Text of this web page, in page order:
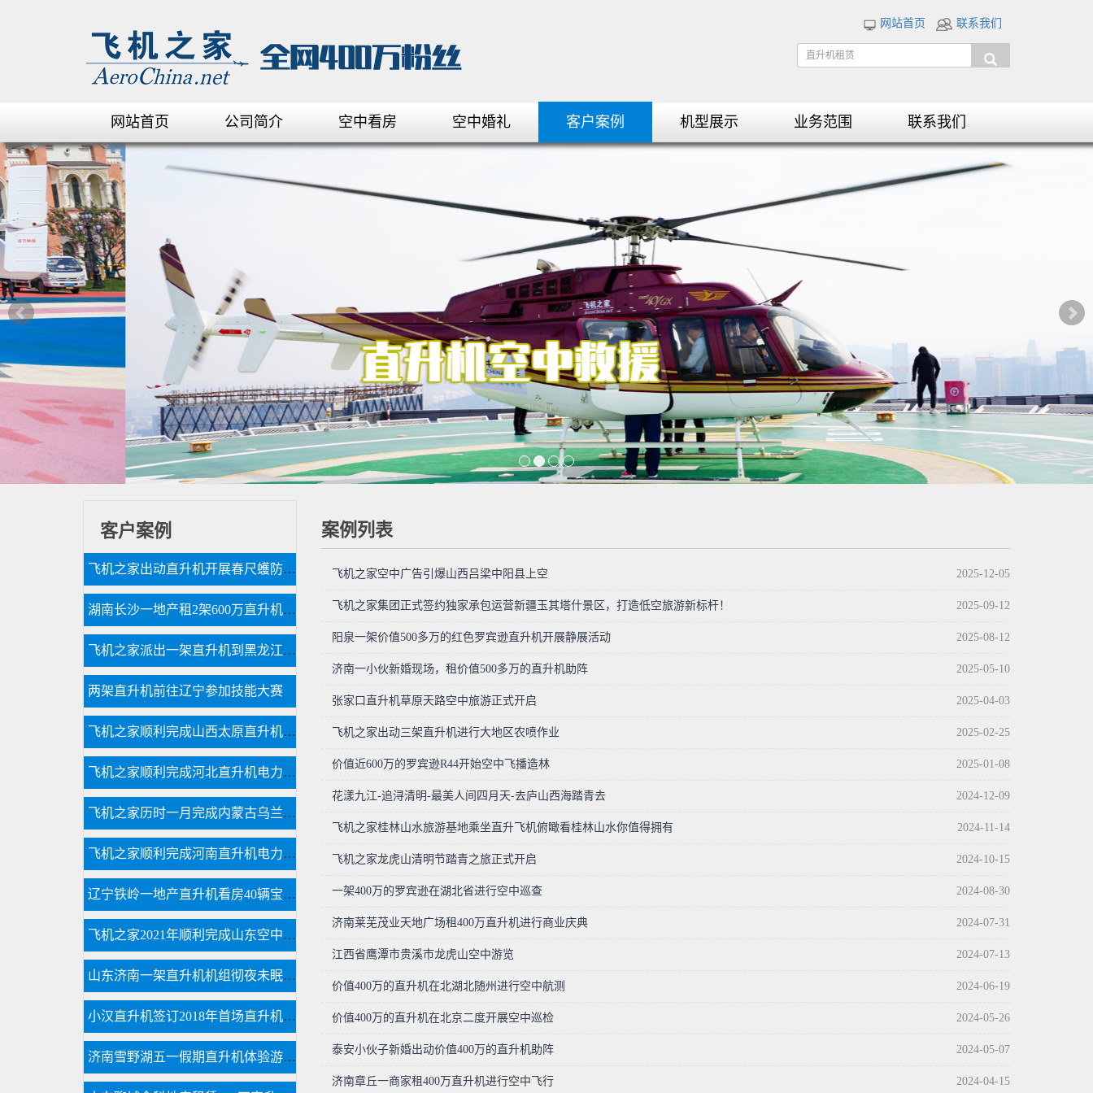
网站首页 联系我们
网站首页 公司简介 空中看房 空中婚礼 客户案例 机型展示 业务范围 联系我们
案例列表
飞机之家空中广告引爆山西吕梁中阳县上空 2025-12-05
飞机之家集团正式签约独家承包运营新疆玉其塔什景区，打造低空旅游新标杆！ 2025-09-12
阳泉一架价值500多万的红色罗宾逊直升机开展静展活动 2025-08-12
济南一小伙新婚现场，租价值500多万的直升机助阵 2025-05-10
张家口直升机草原天路空中旅游正式开启 2025-04-03
飞机之家出动三架直升机进行大地区农喷作业 2025-02-25
价值近600万的罗宾逊R44开始空中飞播造林 2025-01-08
花漾九江-追浔清明-最美人间四月天-去庐山西海踏青去 2024-12-09
飞机之家桂林山水旅游基地乘坐直升飞机俯瞰看桂林山水你值得拥有 2024-11-14
飞机之家龙虎山清明节踏青之旅正式开启 2024-10-15
一架400万的罗宾逊在湖北省进行空中巡查 2024-08-30
济南莱芜茂业天地广场租400万直升机进行商业庆典 2024-07-31
江西省鹰潭市贵溪市龙虎山空中游览 2024-07-13
价值400万的直升机在北湖北随州进行空中航测 2024-06-19
价值400万的直升机在北京二度开展空中巡检 2024-05-26
泰安小伙子新婚出动价值400万的直升机助阵 2024-05-07
济南章丘一商家租400万直升机进行空中飞行 2024-04-15
客户案例
飞机之家出动直升机开展春尺蠖防治病虫害作业
湖南长沙一地产租2架600万直升机空中看房
飞机之家派出一架直升机到黑龙江齐齐哈尔执行为期半年任务
两架直升机前往辽宁参加技能大赛
飞机之家顺利完成山西太原直升机航测作业
飞机之家顺利完成河北直升机电力巡线飞行
飞机之家历时一月完成内蒙古乌兰浩特兴安盟直升机航测
飞机之家顺利完成河南直升机电力巡线作业
辽宁铁岭一地产直升机看房40辆宝马劳斯莱斯跟随
飞机之家2021年顺利完成山东空中测绘作业
山东济南一架直升机机组彻夜未眠防治美国白蛾
小汉直升机签订2018年首场直升机婚礼合同
济南雪野湖五一假期直升机体验游玩首选